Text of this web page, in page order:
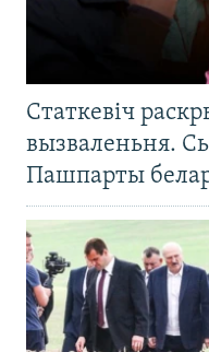
Статкевіч
вызваленьня.
Пашпарты